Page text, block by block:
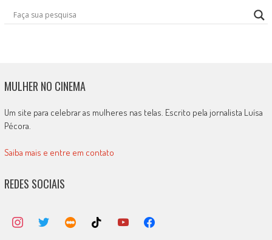
MULHER NO CINEMA
Um site para celebrar as mulheres nas telas. Escrito pela jornalista Luísa
Pécora.
Saiba mais e entre em contato
REDES SOCIAIS